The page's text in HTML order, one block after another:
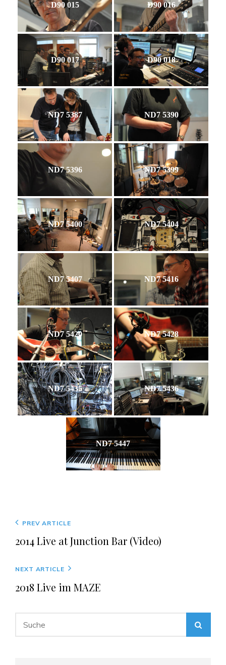
D90 015 D90 016
D90 017 D90 018
ND7 5387 ND7 5390
ND7 5396 ND7 5399
ND7 5400 ND7 5404
ND7 5407 ND7 5416
ND7 5420 ND7 5428
ND7 5435 ND7 5436
ND7 5447
Beitragsnavigation
Previous
PREV ARTICLE
2014 Live at Junction Bar (Video)
Next
Post
NEXT ARTICLE
2018 Live im MAZE
for: